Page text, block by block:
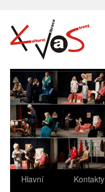
Hlavní
Kontakty